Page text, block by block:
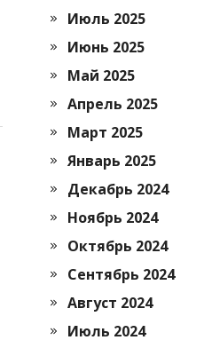
Июль 2025
Июнь 2025
Май 2025
Апрель 2025
Март 2025
Январь 2025
Декабрь 2024
Ноябрь 2024
Октябрь 2024
Сентябрь 2024
Август 2024
Июль 2024